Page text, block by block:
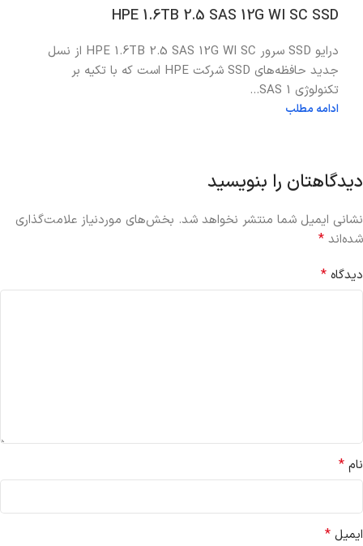
HPE 1.6TB 2.5 SAS 12G WI SC SSD
درایو SSD سرور HPE 1.6TB 2.5 SAS 12G WI SC از نسل
جدید حافظه‌های SSD شرکت HPE است که با تکیه بر
تکنولوژی SAS 1...
ادامه مطلب
دیدگاهتان را بنویسید
نشانی ایمیل شما منتشر نخواهد شد. بخش‌های موردنیاز علامت‌گذاری
شده‌اند *
دیدگاه *
نام *
ایمیل *